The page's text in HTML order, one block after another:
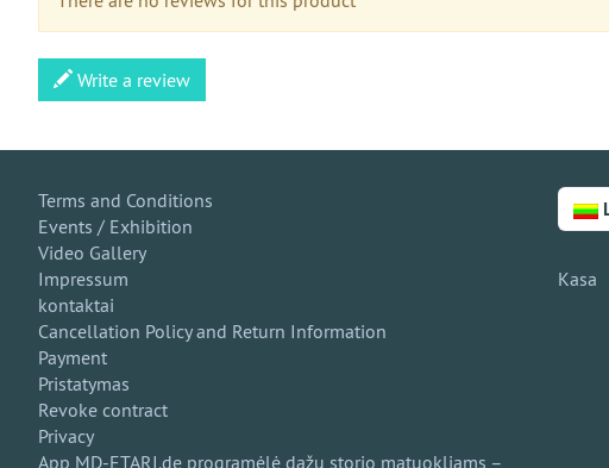
Write a review
Terms and Conditions
Events / Exhibition
Video Gallery
Impressum
kontaktai
Cancellation Policy and Return Information
Payment
Pristatymas
Revoke contract
Privacy
App MD-ETARI.de programėlė dažų storio matuokliams –
Kasa